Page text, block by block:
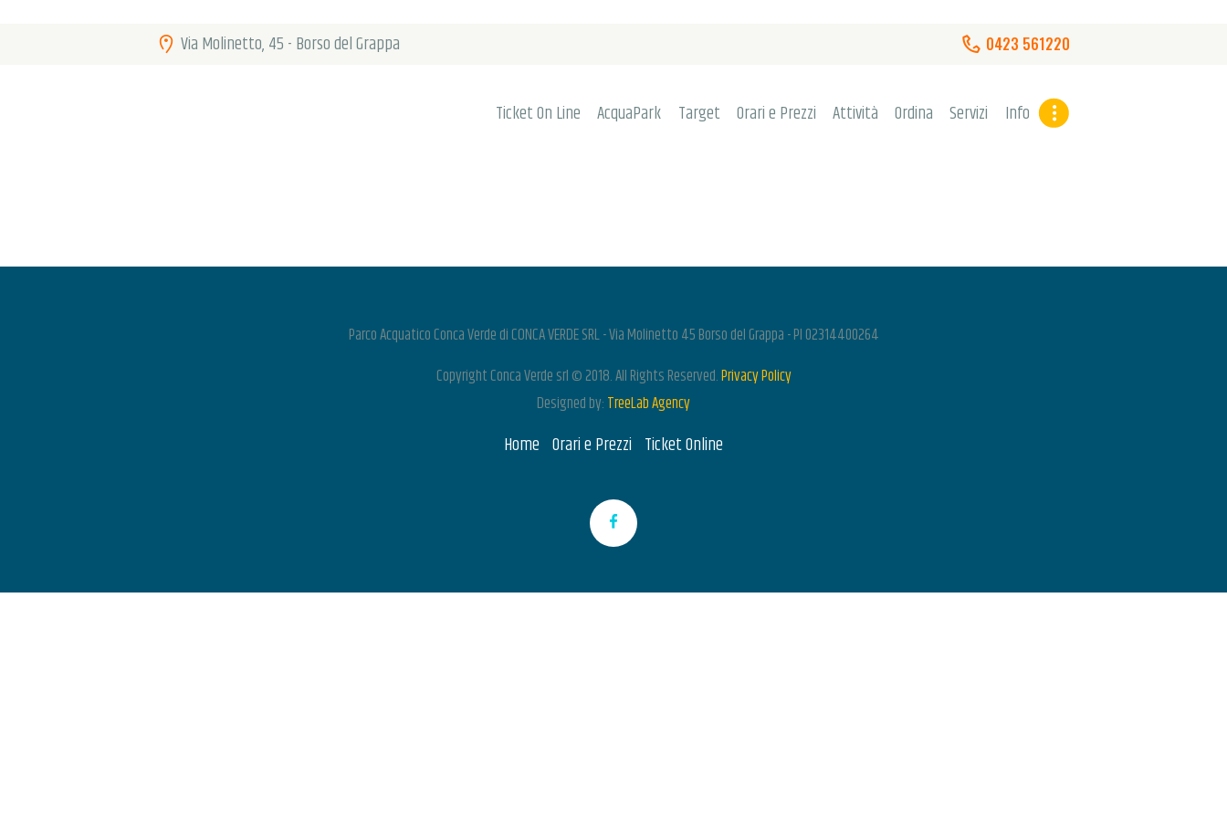
Via Molinetto, 45 - Borso del Grappa 0423 561220
Ticket On Line AcquaPark Target Orari e Prezzi Attività Ordina Servizi Info
TARGET
INFO
LOGIN
Parco Acquatico Conca Verde di CONCA VERDE SRL - Via Molinetto 45 Borso del Grappa - PI 02314400264
Copyright Conca Verde srl © 2018. All Rights Reserved.Privacy Policy
Designed by:TreeLab Agency
Home Orari e Prezzi Ticket Online